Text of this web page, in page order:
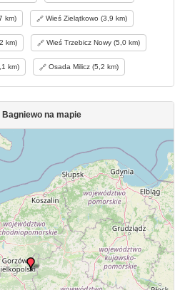
km) Wieś Zielątkowo (3,9 km)
km) Wieś Trzebicz Nowy (5,0 km)
km) Osada Milicz (5,2 km)
Bagniewo na mapie